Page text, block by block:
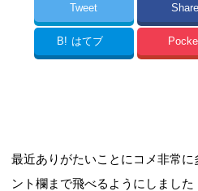
Tweet Share
B! はてブ
最近ありがたいことにコメ非常
ント欄まで飛べるようにしました